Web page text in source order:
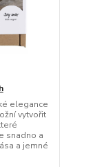
elegance
vytvořit
snadno a
a jemné